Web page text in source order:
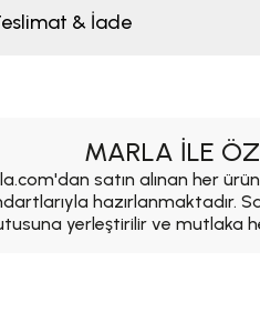
& İade
MARLA İLE
satın alınan her
hazırlanmaktadır.
yerleştirilir ve mutlaka